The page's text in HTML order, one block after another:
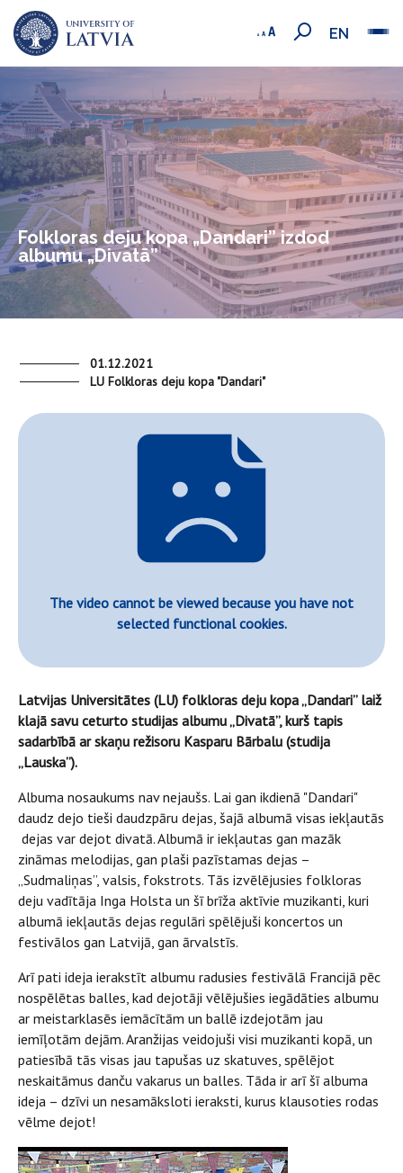
EN
Folkloras deju kopa „Dandari” izdod
albumu „Divatā”
01.12.2021
LU Folkloras deju kopa "Dandari"
The video cannot be viewed because you have not
selected functional cookies.
Latvijas Universitātes (LU) folkloras deju kopa „Dandari” laiž
klajā savu ceturto studijas albumu „Divatā”, kurš tapis
sadarbībā ar skaņu režisoru Kasparu Bārbalu (studija
„Lauska”).
Albuma nosaukums nav nejaušs. Lai gan ikdienā "Dandari"
daudz dejo tieši daudzpāru dejas, šajā albumā visas iekļautās
dejas var dejot divatā. Albumā ir iekļautas gan mazāk
zināmas melodijas, gan plaši pazīstamas dejas –
„Sudmaliņas”, valsis, fokstrots. Tās izvēlējusies folkloras
deju vadītāja Inga Holsta un šī brīža aktīvie muzikanti, kuri
albumā iekļautās dejas regulāri spēlējuši koncertos un
festivālos gan Latvijā, gan ārvalstīs.
Arī pati ideja ierakstīt albumu radusies festivālā Francijā pēc
nospēlētas balles, kad dejotāji vēlējušies iegādāties albumu
ar meistarklasēs iemācītām un ballē izdejotām jau
iemīļotām dejām. Aranžijas veidojuši visi muzikanti kopā, un
patiesībā tās visas jau tapušas uz skatuves, spēlējot
neskaitāmus danču vakarus un balles. Tāda ir arī šī albuma
ideja – dzīvi un nesamāksloti ieraksti, kurus klausoties rodas
vēlme dejot!